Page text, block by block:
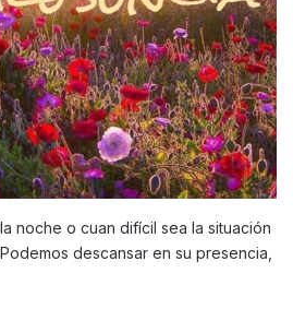
noche o cuan difícil sea la situación
descansar en su presencia,